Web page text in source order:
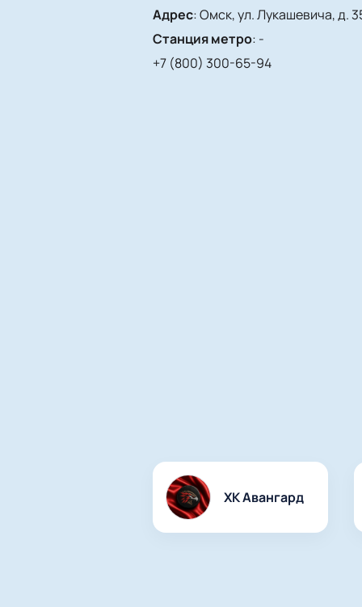
Адрес:Омск, ул. Лукашевича, д.
Станция метро: -
+7 (800) 300-65-94
ХК Авангард